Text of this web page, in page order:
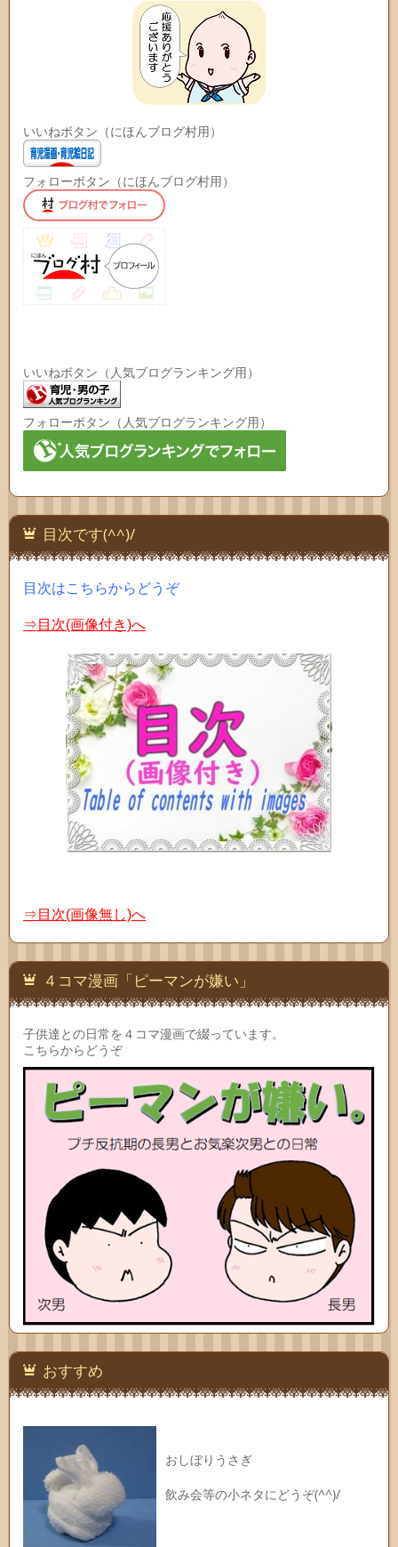
いいねボタン（にほんブログ村用）
フォローボタン（にほんブログ村用）
いいねボタン（人気ブログランキング用）
フォローボタン（人気ブログランキング用）
目次です(^^)/
目次はこちらからどうぞ
⇒目次(画像付き)へ
⇒目次(画像無し)へ
４コマ漫画「ピーマンが嫌い」
子供達との日常を４コマ漫画で綴っています。
こちらからどうぞ
おすすめ
おしぼりうさぎ
飲み会等の小ネタにどうぞ(^^)/